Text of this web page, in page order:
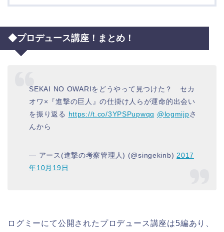
◆プロデュース講座！まとめ！
SEKAI NO OWARIをどうやって見つけた？ セカ
オワ×『進撃の巨人』の仕掛け人らが運命的出会い
を振り返る https://t.co/3YPSPupwqq @logmijpさ
んから
— アース(進撃の考察管理人) (@singekinb) 2017
年10月19日
ログミーにて公開されたプロデュース講座は5編あり、